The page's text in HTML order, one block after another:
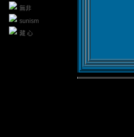
無非
sunism
藏 心